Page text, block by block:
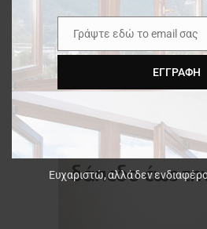
Email
Γράψτε εδώ το email σας
ΕΓΓΡΑΦΉ
Ευχαριστώ, αλλά δεν